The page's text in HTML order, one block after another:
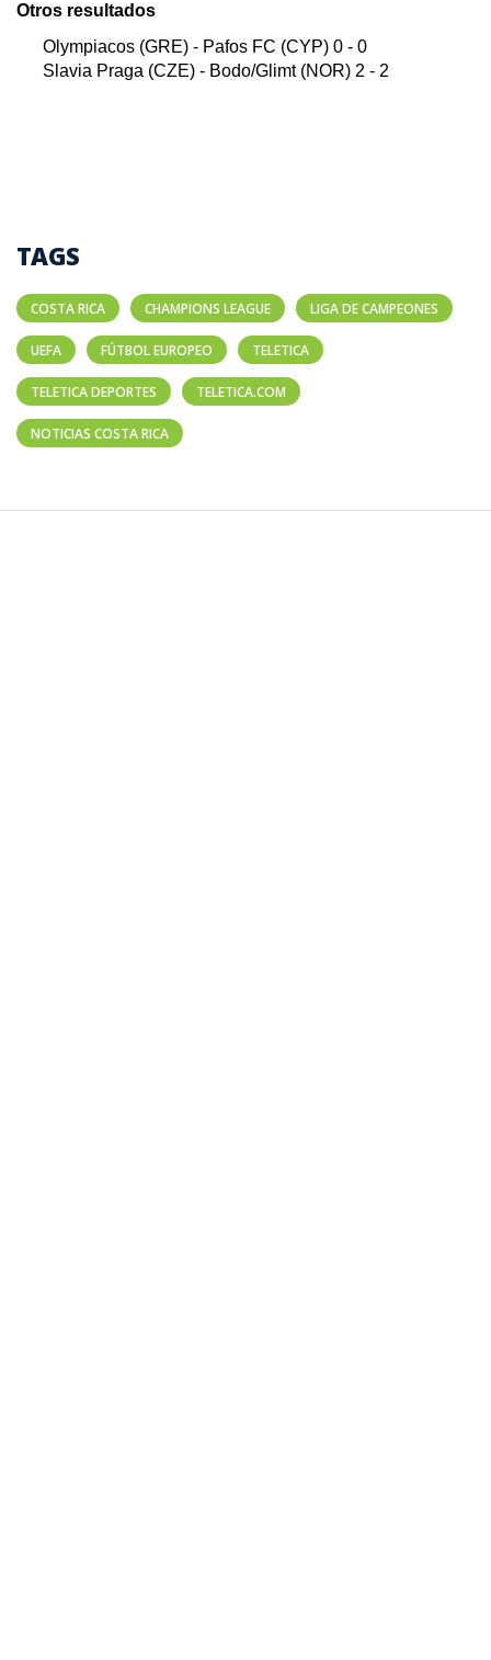
Otros resultados
Olympiacos (GRE) - Pafos FC (CYP) 0 - 0
Slavia Praga (CZE) - Bodo/Glimt (NOR) 2 - 2
TAGS
COSTA RICA CHAMPIONS LEAGUE LIGA DE CAMPEONES
UEFA FÚTBOL EUROPEO TELETICA
TELETICA DEPORTES TELETICA.COM
NOTICIAS COSTA RICA